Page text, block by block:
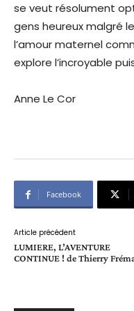
se veut résolument
gens heureux malgré
l’amour maternel
explore l’incroyable
Anne Le Cor
Facebook
Article précédent
LUMIERE, L’AVENTURE
CONTINUE ! de Thierry